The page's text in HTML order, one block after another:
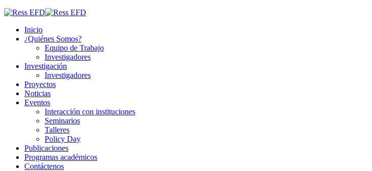
Inicio
¿Quiénes Somos?
Equipo de Trabajo
Investigadores
Investigación
Investigadores
Proyectos
Noticias
Eventos
Interacción con instituciones
Seminarios
Talleres
Policy Day
Publicaciones
Programas académicos
Contáctenos